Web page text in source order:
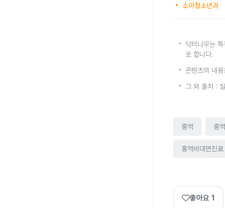
소아청소년과
닥터나우는
로 합니다.
콘텐츠의 내
그 외 출처 :
홍역 홍
홍역비대면진료
좋아요 1